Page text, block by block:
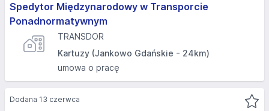
Spedytor Międzynarodowy w Transporcie
Ponadnormatywnym
TRANSDOR
Kartuzy (Jankowo Gdańskie - 24km)
umowa o pracę
Dodana 13 czerwca